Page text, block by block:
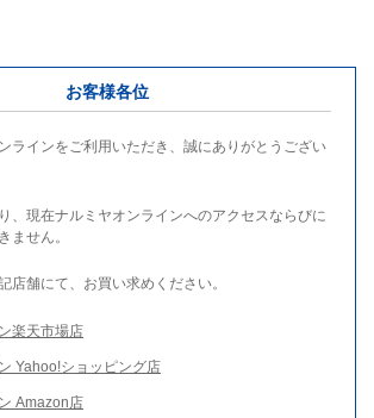
お客様各位
ラインをご利用いただき、誠にありがとうござい
、現在ナルミヤオンラインへのアクセスならびに
ません。
店舗にて、お買い求めください。
楽天市場店
Yahoo!ショッピング店
Amazon店